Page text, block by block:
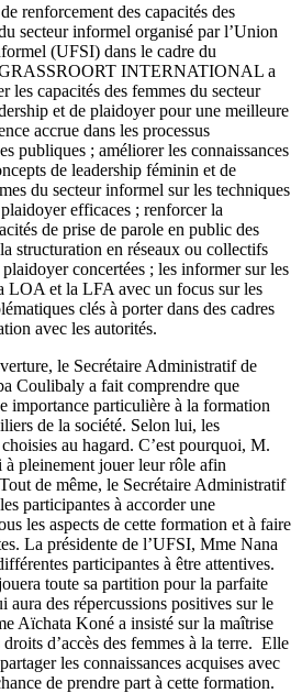
renforcement des capacités des
secteur informel organisé par l’Union
(UFSI) dans le cadre du
GRASSROORT INTERNATIONAL a
les capacités des femmes du secteur
et de plaidoyer pour une meilleure
accrue dans les processus
publiques ; améliorer les connaissances
de leadership féminin et de
du secteur informel sur les techniques
efficaces ; renforcer la
de prise de parole en public des
structuration en réseaux ou collectifs
concertées ; les informer sur les
LOA et la LFA avec un focus sur les
clés à porter dans des cadres
avec les autorités.
le Secrétaire Administratif de
Coulibaly a fait comprendre que
particulière à la formation
de la société. Selon lui, les
au hagard. C’est pourquoi, M.
pleinement jouer leur rôle afin
de même, le Secrétaire Administratif
participantes à accorder une
les aspects de cette formation et à faire
La présidente de l’UFSI, Mme Nana
participantes à être attentives.
toute sa partition pour la parfaite
aura des répercussions positives sur le
Aïchata Koné a insisté sur la maîtrise
d’accès des femmes à la terre. Elle
les connaissances acquises avec
de prendre part à cette formation.